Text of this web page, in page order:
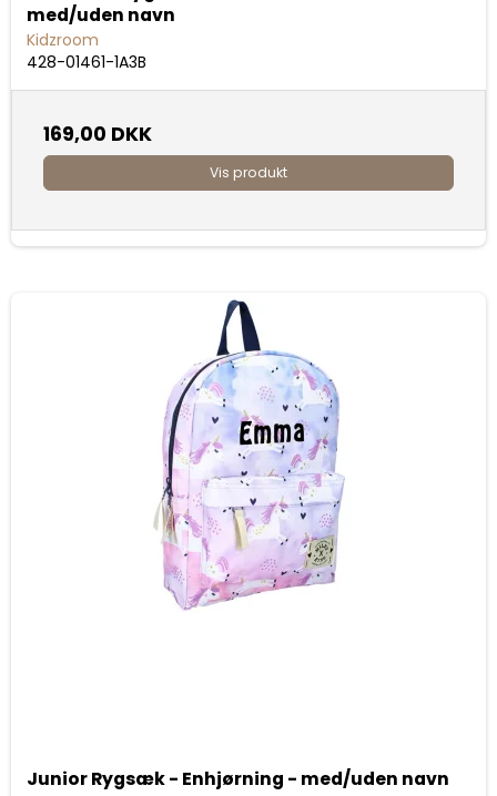
med/uden navn
Kidzroom
428-01461-1A3B
169,00 DKK
Vis produkt
Junior Rygsæk - Enhjørning - med/uden navn